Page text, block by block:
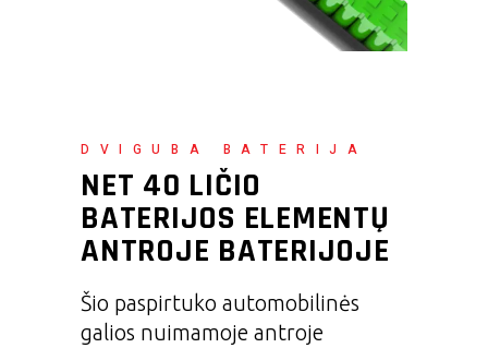
DVIGUBA BATERIJA
NET 40 LIČIO
BATERIJOS ELEMENTŲ
ANTROJE BATERIJOJE
Šio paspirtuko automobilinės
galios nuimamoje antroje